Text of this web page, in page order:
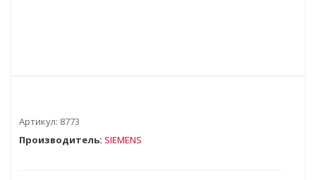
Артикул: 8773
Производитель: SIEMENS